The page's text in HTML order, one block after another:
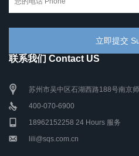
联系我们 Contact US
苏州市吴中区石湖西路188号南京
400-070-6900
18962152258 24 Hours 服务
lili@sqs.com.cn